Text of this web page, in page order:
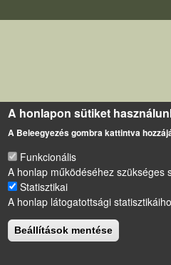
A honlapon sütiket
A Beleegyezés gombra kattintva
Funkcionális
A honlap működéséhez szükséges
Statisztikai
A honlap látogatottsági
Beállítások mentése